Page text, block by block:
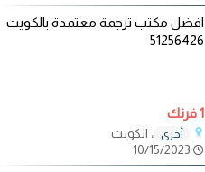
افضل مكتب ترجمة معتمدة بالكويت
51256426
1 فرنك
أخرى
، الكويت